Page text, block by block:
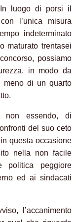
luogo di porsi il
l’unica misura
indeterminato
maturato trentasei
possiamo
in modo da
meno di un quarto
essendo, di
del suo ceto
questa occasione
nella non facile
politica peggiore
ed ai sindacati
l’accanimento